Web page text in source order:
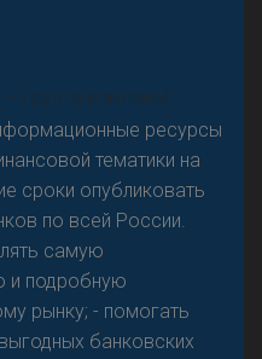
автокредитов не
«Интервью»
группа компаний,
ресурсы
тематики на
сроки опубликовать
по всей России.
самую
и подробную
рынку; - помогать
банковских